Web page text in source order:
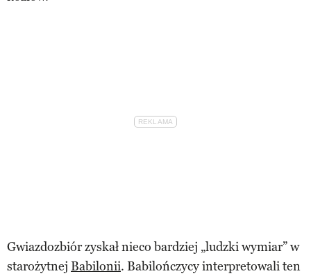
Gwiazdozbiór zyskał nieco bardziej „ludzki wymiar” w
starożytnej Babilonii. Babilończycy interpretowali ten